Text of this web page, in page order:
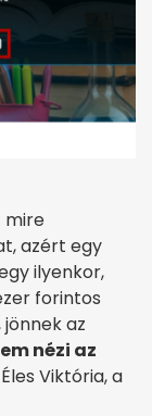
mire
azért egy
ilyenkor,
forintos
az
nézi az
Viktória, a